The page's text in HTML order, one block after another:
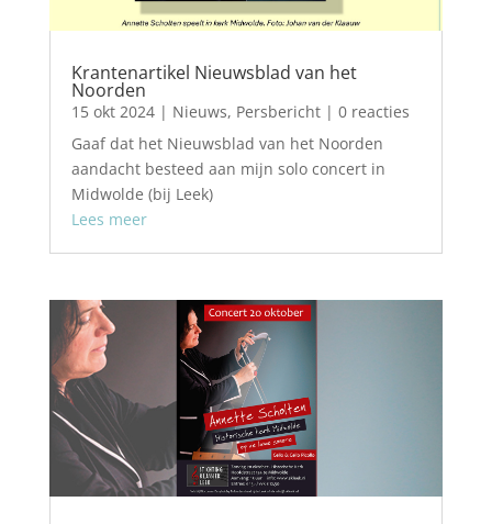
Krantenartikel Nieuwsblad van het
Noorden
15 okt 2024| Nieuws, Persbericht| 0 reacties
Gaaf dat het Nieuwsblad van het Noorden
aandacht besteed aan mijn solo concert in
Midwolde (bij Leek)
Lees meer